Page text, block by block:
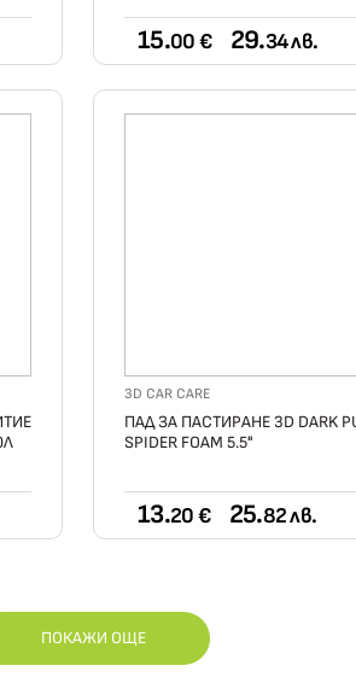
15.00 € 29.34 лв.
3D CAR CARE
ПАД ЗА ПАСТИРАНЕ 3D DARK
SPIDER FOAM 5.5"
13.20 € 25.82 лв.
ПОКАЖИ ОЩЕ